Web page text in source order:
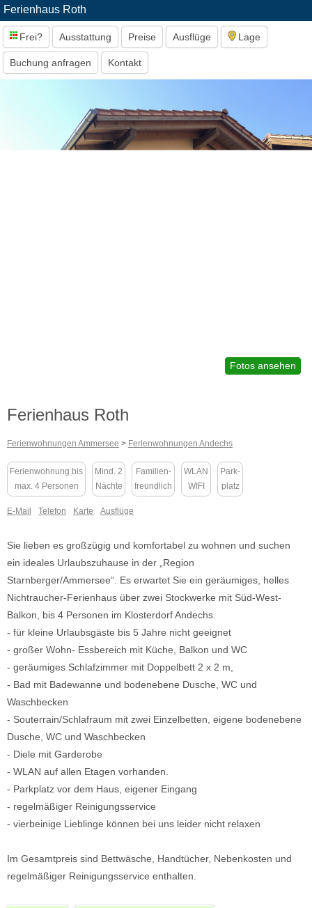
Ferienhaus Roth
Frei? Ausstattung Preise Ausflüge Lage
Buchung anfragen Kontakt
Fotos ansehen
Ferienhaus Roth
Ferienwohnungen Ammersee > Ferienwohnungen Andechs
Ferienwohnung bis
max. 4 Personen
Mind. 2
Nächte
Familien-
freundlich
WLAN
WIFI
Park-
platz
E-Mail Telefon Karte Ausflüge
Sie lieben es großzügig und komfortabel zu wohnen und suchen
ein ideales Urlaubszuhause in der „Region
Starnberger/Ammersee“. Es erwartet Sie ein geräumiges, helles
Nichtraucher-Ferienhaus über zwei Stockwerke mit Süd-West-
Balkon, bis 4 Personen im Klosterdorf Andechs.
- für kleine Urlaubsgäste bis 5 Jahre nicht geeignet
- großer Wohn- Essbereich mit Küche, Balkon und WC
- geräumiges Schlafzimmer mit Doppelbett 2 x 2 m,
- Bad mit Badewanne und bodenebene Dusche, WC und
Waschbecken
- Souterrain/Schlafraum mit zwei Einzelbetten, eigene bodenebene
Dusche, WC und Waschbecken
- Diele mit Garderobe
- WLAN auf allen Etagen vorhanden.
- Parkplatz vor dem Haus, eigener Eingang
- regelmäßiger Reinigungsservice
- vierbeinige Lieblinge können bei uns leider nicht relaxen
Im Gesamtpreis sind Bettwäsche, Handtücher, Nebenkosten und
regelmäßiger Reinigungsservice enthalten.